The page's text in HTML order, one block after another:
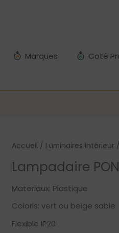
Marques Coté
Accueil / Luminaires intérieur /
Lampadaire
Materiaux: Plastique
Coloris: vert ou beige sable
Flexible IP20